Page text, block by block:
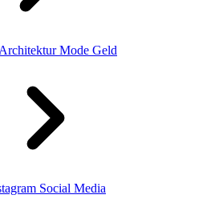
Architektur Mode Geld
Social Media